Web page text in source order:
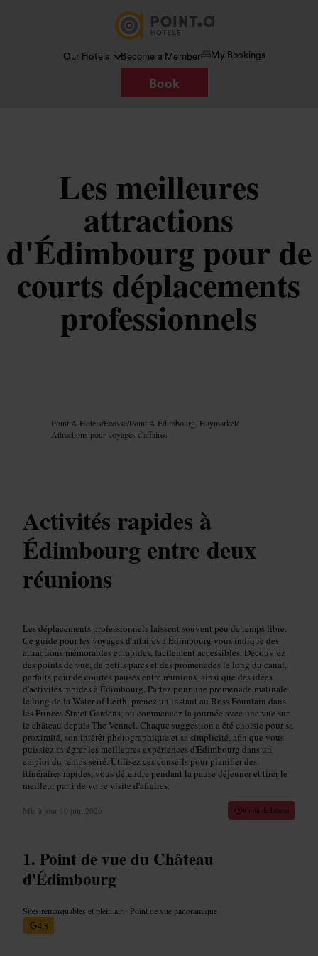
Our Hotels Become a Member My Bookings
Book
Les meilleures
attractions
d'Édimbourg pour de
courts déplacements
professionnels
Point A Hotels/Écosse/Point A Édimbourg, Haymarket/
Attractions pour voyages d'affaires
Activités rapides à
Édimbourg entre deux
réunions
Les déplacements professionnels laissent souvent peu de temps libre.
Ce guide pour les voyages d'affaires à Édimbourg vous indique des
attractions mémorables et rapides, facilement accessibles. Découvrez
des points de vue, de petits parcs et des promenades le long du canal,
parfaits pour de courtes pauses entre réunions, ainsi que des idées
d'activités rapides à Édimbourg. Partez pour une promenade matinale
le long de la Water of Leith, prenez un instant au Ross Fountain dans
les Princes Street Gardens, ou commencez la journée avec une vue sur
le château depuis The Vennel. Chaque suggestion a été choisie pour sa
proximité, son intérêt photographique et sa simplicité, afin que vous
puissiez intégrer les meilleures expériences d'Édimbourg dans un
emploi du temps serré. Utilisez ces conseils pour planifier des
itinéraires rapides, vous détendre pendant la pause déjeuner et tirer le
meilleur parti de votre visite d'affaires.
Mis à jour 10 juin 2026 8 min de lecture
Point de vue du Château
d'Édimbourg
Sites remarquables et plein air • Point de vue panoramique
4,8